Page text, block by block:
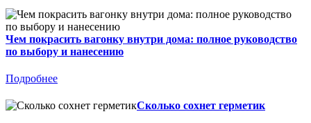
Чем покрасить вагонку внутри дома: полное руководство
по выбору и нанесению
Подробнее
Сколько сохнет герметик